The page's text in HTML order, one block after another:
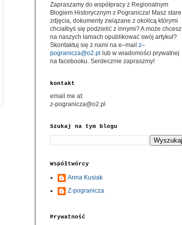
Zapraszamy do współpracy z Regionalnym
Blogiem Historycznym z Pogranicza! Masz stare
zdjęcia, dokumenty związane z okolicą którymi
chciałbyś się podzielić z innymi? A może chcesz
na naszych łamach opublikować swój artykuł?
Skontaktuj się z nami na e–mail z–
pogranicza@o2.pl
lub w wiadomości prywatnej
na facebooku. Serdecznie zapraszmy!
kontakt
email me at:
z-pogranicza@o2.pl
Szukaj na tym blogu
Współtwórcy
Anna Kusiak
Z-pogranicza
Prywatność